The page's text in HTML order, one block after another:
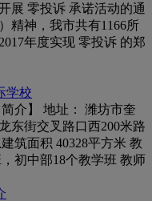
展 零投诉 承诺活动的通
精神，我市共有1166所
年度实现 零投诉 的郑
学校
介】 地址： 潍坊市奎
东街交叉路口西200米路
筑面积 40328平方米 教
初中部18个教学班 教师